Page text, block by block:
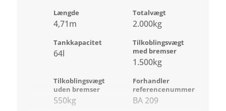
Længde
4,71m
Totalvægt
2.000kg
Tankkapacitet
64l
Tilkoblingsvægt
med bremser
1.500kg
Tilkoblingsvægt
uden bremser
550kg
Forhandler
referencenummer
BA 209